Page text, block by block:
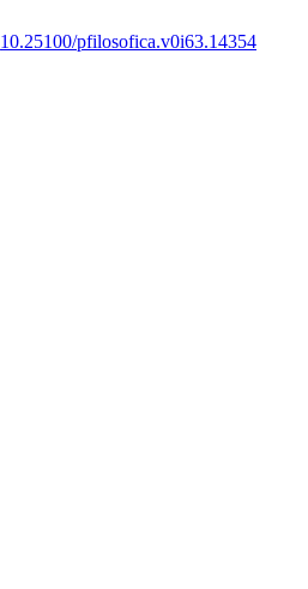
10.25100/pfilosofica.v0i63.14354